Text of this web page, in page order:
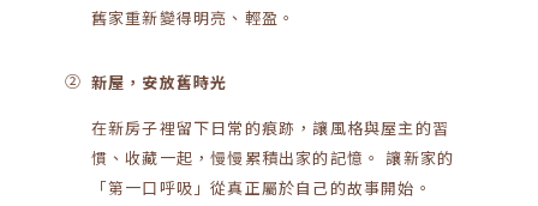
舊家重新變得明亮、輕盈。
② 新屋，安放舊時光
在新房子裡留下日常的痕跡，讓風格與屋主的習
慣、收藏一起，慢慢累積出家的記憶。 讓新家的
「第一口呼吸」從真正屬於自己的故事開始。